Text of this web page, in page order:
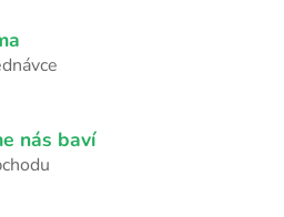
d
í
p
nás baví